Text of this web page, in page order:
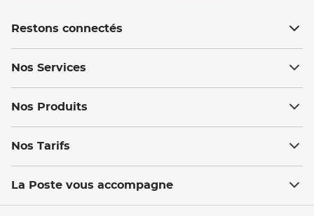
Restons connectés
Nos Services
Nos Produits
Nos Tarifs
La Poste vous accompagne